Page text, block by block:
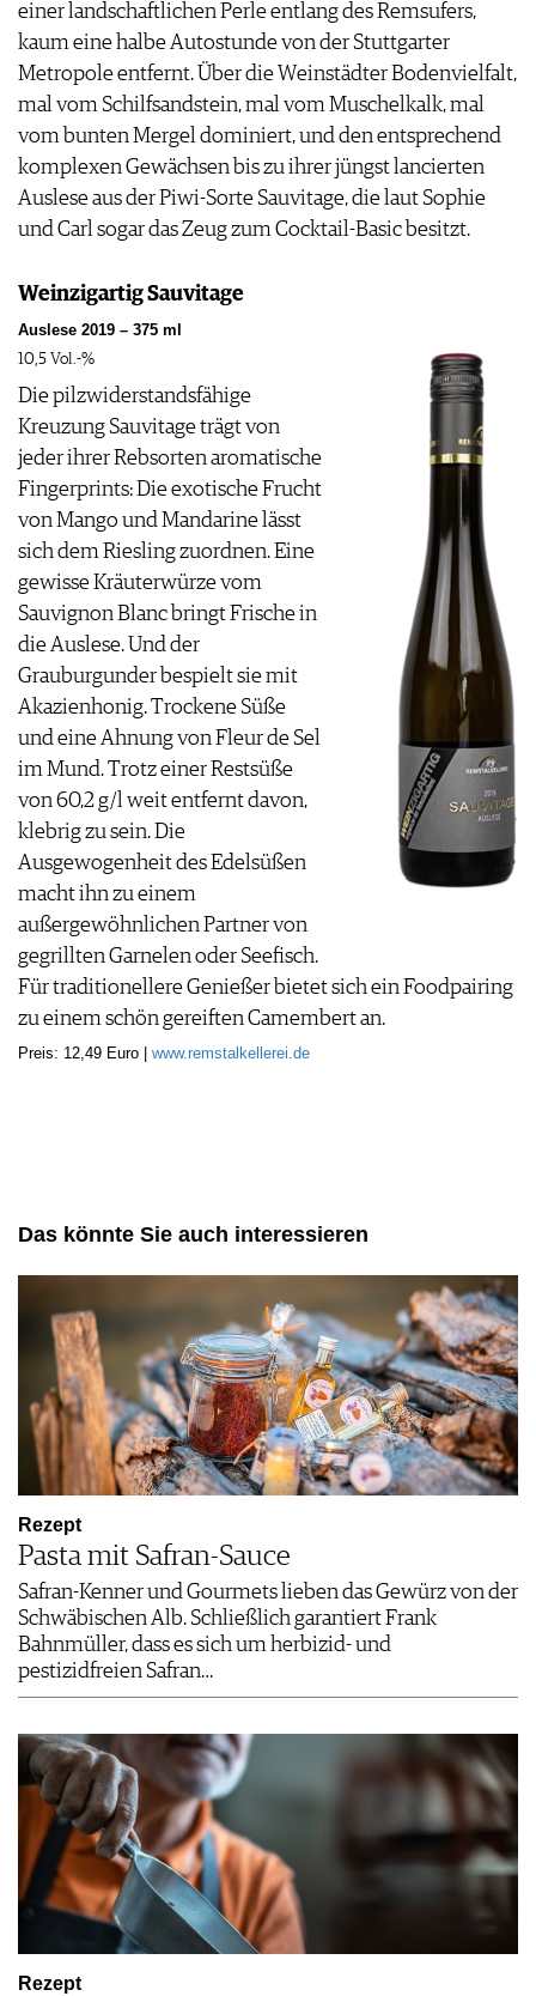
einer landschaftlichen Perle entlang des Remsufers,
kaum eine halbe Autostunde von der Stuttgarter
Metropole entfernt. Über die Weinstädter Bodenvielfalt,
mal vom Schilfsandstein, mal vom Muschelkalk, mal
vom bunten Mergel dominiert, und den entsprechend
komplexen Gewächsen bis zu ihrer jüngst lancierten
Auslese aus der Piwi-Sorte Sauvitage, die laut Sophie
und Carl sogar das Zeug zum Cocktail-Basic besitzt.
Weinzigartig Sauvitage
Auslese 2019 – 375 ml
10,5 Vol.-%
Die pilzwiderstandsfähige
Kreuzung Sauvitage trägt von
jeder ihrer Rebsorten aromatische
Fingerprints: Die exotische Frucht
von Mango und Mandarine lässt
sich dem Riesling zuordnen. Eine
gewisse Kräuterwürze vom
Sauvignon Blanc bringt Frische in
die Auslese. Und der
Grauburgunder bespielt sie mit
Akazienhonig. Trockene Süße
und eine Ahnung von Fleur de Sel
im Mund. Trotz einer Restsüße
von 60,2 g/l weit entfernt davon,
klebrig zu sein. Die
Ausgewogenheit des Edelsüßen
macht ihn zu einem
außergewöhnlichen Partner von
gegrillten Garnelen oder Seefisch.
Für traditionellere Genießer bietet sich ein Foodpairing
zu einem schön gereiften Camembert an.
Preis: 12,49 Euro | www.remstalkellerei.de
Das könnte Sie auch interessieren
Rezept
Pasta mit Safran-Sauce
Safran-Kenner und Gourmets lieben das Gewürz von der
Schwäbischen Alb. Schließlich garantiert Frank
Bahnmüller, dass es sich um herbizid- und
pestizidfreien Safran…
Rezept